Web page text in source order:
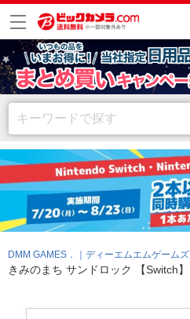
DMM GAMES．｜ディーエムエムゲームズ
きみのまち サンドロック 【Switch】